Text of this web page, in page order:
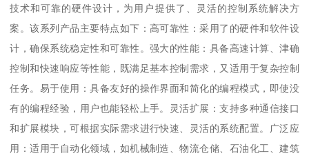
技术和可靠的硬件设计，为用户提供了、灵活的控制系统解决方
案。该系列产品主要特点如下：高可靠性：采用了的硬件和软件设
计，确保系统稳定性和可靠性。强大的性能：具备高速计算、津确
控制和快速响应等性能，既满足基本控制需求，又适用于复杂控制
任务。易于使用：具备友好的操作界面和简化的编程模式，即使没
有的编程经验，用户也能轻松上手。灵活扩展：支持多种通信接口
和扩展模块，可根据实际需求进行快速、灵活的系统配置。广泛应
用：适用于自动化领域，如机械制造、物流仓储、石油化工、建筑